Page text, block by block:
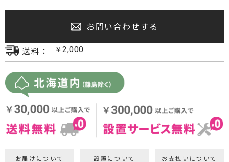
サウンドバー・アンプ内蔵型スピーカー
センタースピーカー・サブウーファー
お問い合わせする
送料：
￥2,000
お届けについて 設置について お支払いについて